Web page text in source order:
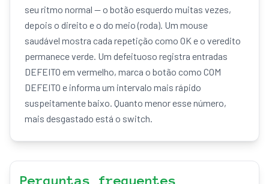
seu ritmo normal — o botão esquerdo muitas vezes,
depois o direito e o do meio (roda). Um mouse
saudável mostra cada repetição como OK e o veredito
permanece verde. Um defeituoso registra entradas
DEFEITO em vermelho, marca o botão como COM
DEFEITO e informa um intervalo mais rápido
suspeitamente baixo. Quanto menor esse número,
mais desgastado está o switch.
Perguntas frequentes